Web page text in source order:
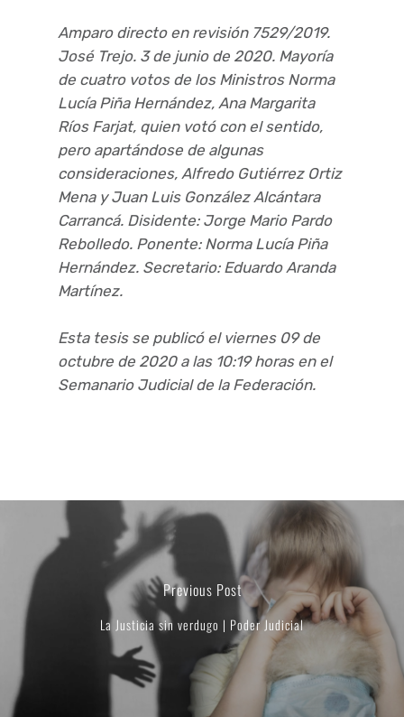
Amparo directo en revisión 7529/2019.
José Trejo. 3 de junio de 2020. Mayoría
de cuatro votos de los Ministros Norma
Lucía Piña Hernández, Ana Margarita
Ríos Farjat, quien votó con el sentido,
pero apartándose de algunas
consideraciones, Alfredo Gutiérrez Ortiz
Mena y Juan Luis González Alcántara
Carrancá. Disidente: Jorge Mario Pardo
Rebolledo. Ponente: Norma Lucía Piña
Hernández. Secretario: Eduardo Aranda
Martínez.
Esta tesis se publicó el viernes 09 de
octubre de 2020 a las 10:19 horas en el
Semanario Judicial de la Federación.
Previous Post
La Justicia sin verdugo | Poder Judicial